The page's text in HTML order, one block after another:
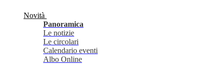
Novità
Panoramica
Le notizie
Le circolari
Calendario eventi
Albo Online